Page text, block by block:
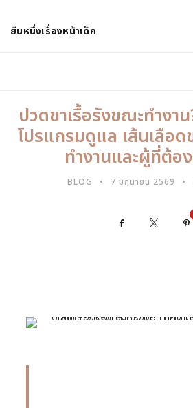
ยืนหนึ่งเรื่องหน้าเด็ก
ปวดขาเรื้อรังขณะทำงา
โปรแกรมดูแล เส้นเลือ
ทำงานและผู้ที่ต้อ
7 มิถุนายน 2569
BLOG
Facebook